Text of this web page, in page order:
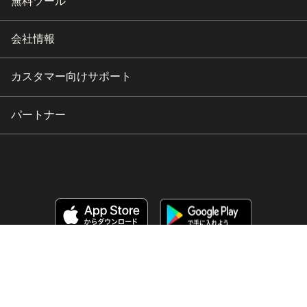
会社情報
カスタマー向けサポート
パートナー